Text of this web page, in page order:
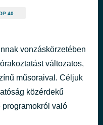
40
vonzáskörzetében
változatos,
műsoraival. Céljuk
közérdekű
programokról való